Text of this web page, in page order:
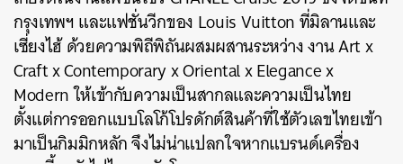
กรุงเทพฯ และแฟชั่นวีกของ Louis Vuitton ที่มิลานและ
เซี่ยงไฮ้ ด้วยความพิถีพิถันผสมผสานระหว่าง งาน Art x
Craft x Contemporary x Oriental x Elegance x
Modern ให้เข้ากับความเป็นสากลและความเป็นไทย
ตั้งแต่การออกแบบโลโก้โปรดักต์สินค้าที่ใช้ตัวเลขไทยเข้า
มาเป็นกิมมิกหลัก จึงไม่น่าแปลกใจหากแบรนด์เครื่อง